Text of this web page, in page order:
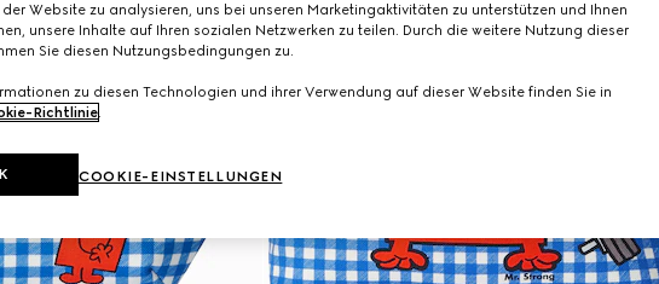
Website zu analysieren, uns bei unseren Marketingaktivitäten zu unterstützen und Ihnen
unsere Inhalte auf Ihren sozialen Netzwerken zu teilen. Durch die weitere Nutzung dieser
Sie diesen Nutzungsbedingungen zu.
zu diesen Technologien und ihrer Verwendung auf dieser Website finden Sie in
Richtlinie.
COOKIE-EINSTELLUNGEN